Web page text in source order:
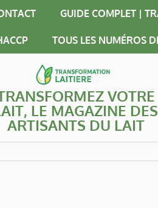
GUIDE COMPLET |
TOUS LES NUMÉROS
VOTRE
LE MAGAZINE DES
ARTISANTS DU LAIT